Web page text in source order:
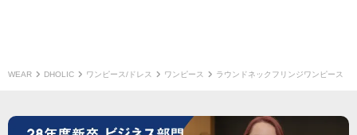
WEAR DHOLIC ワンピース/ドレス ワンピース ラウンドネックフリンジワンピース